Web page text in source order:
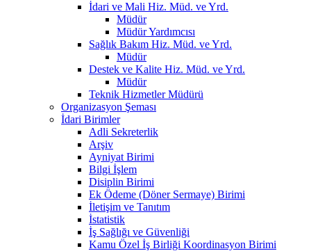
İdari ve Mali Hiz. Müd. ve Yrd.
Müdür
Müdür Yardımcısı
Sağlık Bakım Hiz. Müd. ve Yrd.
Müdür
Destek ve Kalite Hiz. Müd. ve Yrd.
Müdür
Teknik Hizmetler Müdürü
Organizasyon Şeması
İdari Birimler
Adli Sekreterlik
Arşiv
Ayniyat Birimi
Bilgi İşlem
Disiplin Birimi
Ek Ödeme (Döner Sermaye) Birimi
İletişim ve Tanıtım
İstatistik
İş Sağlığı ve Güvenliği
Kamu Özel İş Birliği Koordinasyon Birimi